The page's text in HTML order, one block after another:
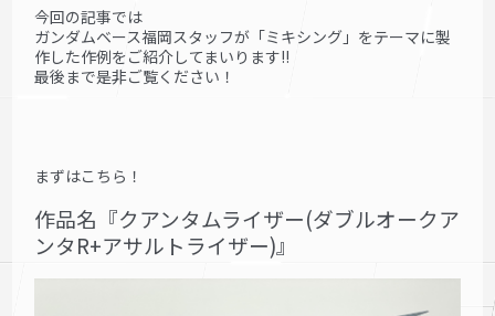
今回の記事では
ガンダムベース福岡スタッフが「ミキシング」をテーマに製
作した作例をご紹介してまいります!!
最後まで是非ご覧ください！
まずはこちら！
作品名『クアンタムライザー(ダブルオークア
ンタR+アサルトライザー)』